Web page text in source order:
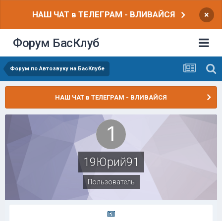
НАШ ЧАТ в ТЕЛЕГРАМ - ВЛИВАЙСЯ ×
Форум БасКлуб
Форум по Автозвуку на БасКлубе
НАШ ЧАТ в ТЕЛЕГРАМ - ВЛИВАЙСЯ
19Юрий91
Пользователь